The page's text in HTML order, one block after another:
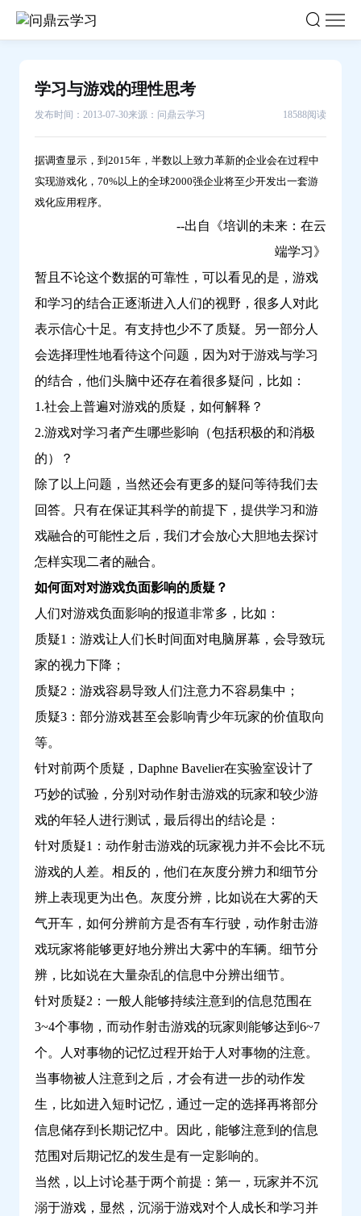
学习与游戏的理性思考
发布时间：2013-07-30来源：问鼎云学习 18588阅读
据调查显示，到2015年，半数以上致力革新的企业会在过程中
实现游戏化，70%以上的全球2000强企业将至少开发出一套游
戏化应用程序。
--出自《培训的未来：在云
端学习》
暂且不论这个数据的可靠性，可以看见的是，游戏
和学习的结合正逐渐进入人们的视野，很多人对此
表示信心十足。有支持也少不了质疑。另一部分人
会选择理性地看待这个问题，因为对于游戏与学习
的结合，他们头脑中还存在着很多疑问，比如：
1.社会上普遍对游戏的质疑，如何解释？
2.游戏对学习者产生哪些影响（包括积极的和消极
的）？
除了以上问题，当然还会有更多的疑问等待我们去
回答。只有在保证其科学的前提下，提供学习和游
戏融合的可能性之后，我们才会放心大胆地去探讨
怎样实现二者的融合。
如何面对对游戏负面影响的质疑？
人们对游戏负面影响的报道非常多，比如：
质疑1：游戏让人们长时间面对电脑屏幕，会导致玩
家的视力下降；
质疑2：游戏容易导致人们注意力不容易集中；
质疑3：部分游戏甚至会影响青少年玩家的价值取向
等。
针对前两个质疑，Daphne Bavelier在实验室设计了
巧妙的试验，分别对动作射击游戏的玩家和较少游
戏的年轻人进行测试，最后得出的结论是：
针对质疑1：动作射击游戏的玩家视力并不会比不玩
游戏的人差。相反的，他们在灰度分辨力和细节分
辨上表现更为出色。灰度分辨，比如说在大雾的天
气开车，如何分辨前方是否有车行驶，动作射击游
戏玩家将能够更好地分辨出大雾中的车辆。细节分
辨，比如说在大量杂乱的信息中分辨出细节。
针对质疑2：一般人能够持续注意到的信息范围在
3~4个事物，而动作射击游戏的玩家则能够达到6~7
个。人对事物的记忆过程开始于人对事物的注意。
当事物被人注意到之后，才会有进一步的动作发
生，比如进入短时记忆，通过一定的选择再将部分
信息储存到长期记忆中。因此，能够注意到的信息
范围对后期记忆的发生是有一定影响的。
当然，以上讨论基于两个前提：第一，玩家并不沉
溺于游戏，显然，沉溺于游戏对个人成长和学习并